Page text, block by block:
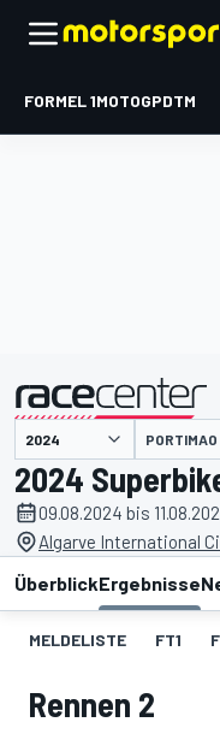
FORMEL 1MOTOGPDTM
PORTIMAO
2024
09.08.2024 bis
Algarve International
ÜberblickErgebnisse
MELDELISTE FT1
Rennen 2